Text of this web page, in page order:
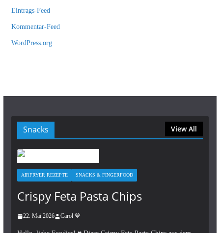
Eintrags-Feed
Kommentar-Feed
WordPress.org
Snacks View All
AIRFRYER REZEPTE SNACKS & FINGERFOOD
Crispy Feta Pasta Chips
22. Mai 2026 Carol 💙